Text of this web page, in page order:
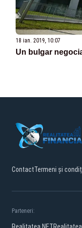
18 ian. 2019, 10:07
Un bulgar
ContactTermeni și
Parteneri: